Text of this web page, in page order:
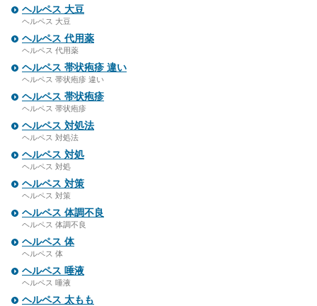
ヘルペス 大豆
ヘルペス 大豆
ヘルペス 代用薬
ヘルペス 代用薬
ヘルペス 帯状疱疹 違い
ヘルペス 帯状疱疹 違い
ヘルペス 帯状疱疹
ヘルペス 帯状疱疹
ヘルペス 対処法
ヘルペス 対処法
ヘルペス 対処
ヘルペス 対処
ヘルペス 対策
ヘルペス 対策
ヘルペス 体調不良
ヘルペス 体調不良
ヘルペス 体
ヘルペス 体
ヘルペス 唾液
ヘルペス 唾液
ヘルペス 太もも